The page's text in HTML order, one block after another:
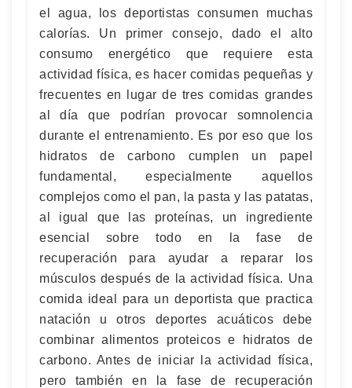
el agua, los deportistas consumen muchas
calorías. Un primer consejo, dado el alto
consumo energético que requiere esta
actividad física, es hacer comidas pequeñas y
frecuentes en lugar de tres comidas grandes
al día que podrían provocar somnolencia
durante el entrenamiento. Es por eso que los
hidratos de carbono cumplen un papel
fundamental, especialmente aquellos
complejos como el pan, la pasta y las patatas,
al igual que las proteínas, un ingrediente
esencial sobre todo en la fase de
recuperación para ayudar a reparar los
músculos después de la actividad física. Una
comida ideal para un deportista que practica
natación u otros deportes acuáticos debe
combinar alimentos proteicos e hidratos de
carbono. Antes de iniciar la actividad física,
pero también en la fase de recuperación